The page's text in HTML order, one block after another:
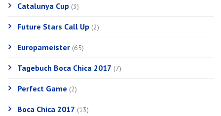
Catalunya Cup (3)
Future Stars Call Up (2)
Europameister (65)
Tagebuch Boca Chica 2017 (7)
Perfect Game (2)
Boca Chica 2017 (13)